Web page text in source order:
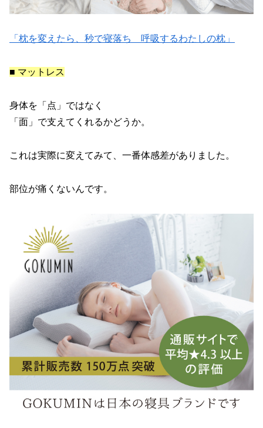
「枕を変えたら、秒で寝落ち 呼吸するわたしの枕」
■ マットレス
身体を「点」ではなく
「面」で支えてくれるかどうか。
これは実際に変えてみて、一番体感差がありました。
部位が痛くないんです。